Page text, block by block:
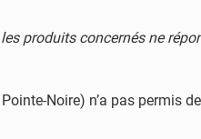
produits concernés ne
Noire) n’a pas permis